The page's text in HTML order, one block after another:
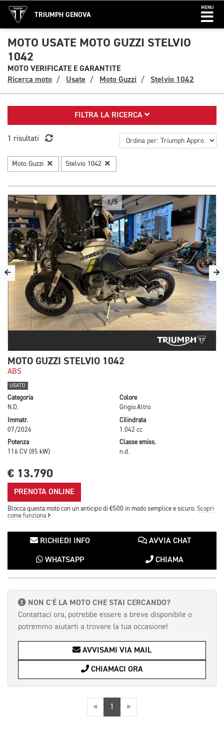
TRIUMPH GENOVA
MENU
MOTO USATE MOTO GUZZI STELVIO
1042
MOTO VERIFICATE E GARANTITE
Ricerca moto
Usate Moto Guzzi Stelvio 1042
FILTRA LA RICERCA
1 risultati
Moto Guzzi Stelvio 1042
1/5
MOTO GUZZI STELVIO 1042
ABS
USATO
Categoria
N.D.
Colore
Grigio Altro
Immatr.
07/2026
Cilindrata
1.042 cc
Potenza
116 CV (85 kW)
Classe emiss.
n.d.
€ 13.790
PRENOTA ONLINE
Blocca questa moto con un anticipo di €500 in modo semplice e sicuro. Scopri
come funziona
RICHIEDI INFO AVVIA CHAT
WHATSAPP CHIAMA
NON C'È LA MOTO CHE STAI CERCANDO?
Contattaci ora, potrebbe essere a breve disponibile o
potremmo aiutarti a trovare la tua occasione!
AVVISAMI VIA MAIL
CHIAMACI ORA
«Precedente
1 »Successiva